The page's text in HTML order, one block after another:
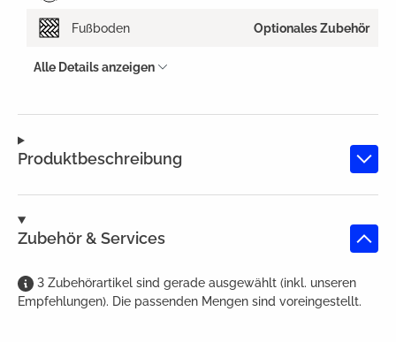
Produktbeschreibung
Zubehör & Services
3 Zubehörartikel sind gerade ausgewählt (inkl. unseren
Empfehlungen). Die passenden Mengen sind voreingestellt.
Fußboden Optionales Zubehör
Alle Details anzeigen